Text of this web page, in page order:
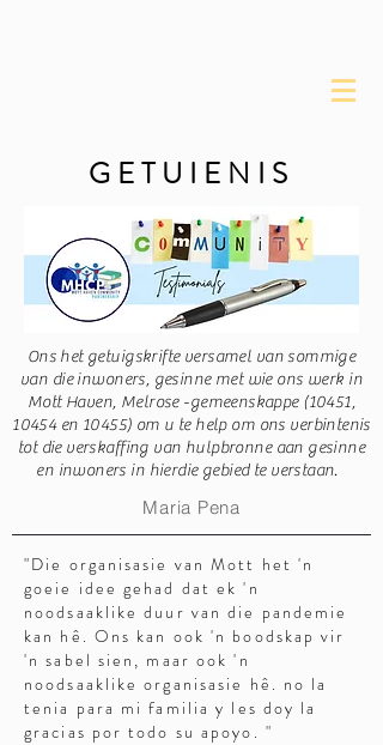
GETUIENIS
Ons het getuigskrifte versamel van sommige
van die inwoners, gesinne met wie ons werk in
Mott Haven, Melrose -gemeenskappe (10451,
10454 en 10455) om u te help om ons verbintenis
tot die verskaffing van hulpbronne aan gesinne
en inwoners in hierdie gebied te verstaan.
Maria Pena
"Die organisasie van Mott het 'n
goeie idee gehad dat ek 'n
noodsaaklike duur van die pandemie
kan hê. Ons kan ook 'n boodskap vir
'n sabel sien, maar ook 'n
noodsaaklike organisasie hê. no la
tenia para mi familia y les doy la
gracias por todo su apoyo. "